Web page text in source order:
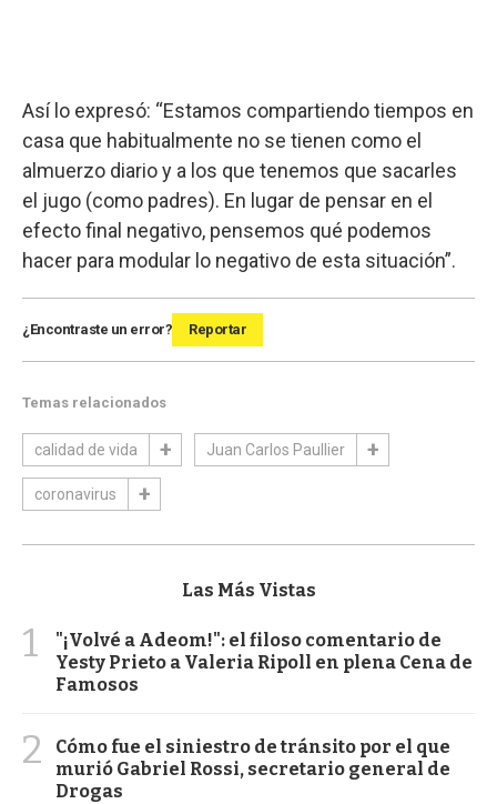
Así lo expresó: “Estamos compartiendo tiempos en
casa que habitualmente no se tienen como el
almuerzo diario y a los que tenemos que sacarles
el jugo (como padres). En lugar de pensar en el
efecto final negativo, pensemos qué podemos
hacer para modular lo negativo de esta situación”.
¿Encontraste un error? Reportar
Temas relacionados
calidad de vida Juan Carlos Paullier
coronavirus
Las Más Vistas
1
"¡Volvé a Adeom!": el filoso comentario de
Yesty Prieto a Valeria Ripoll en plena Cena de
Famosos
2
Cómo fue el siniestro de tránsito por el que
murió Gabriel Rossi, secretario general de
Drogas